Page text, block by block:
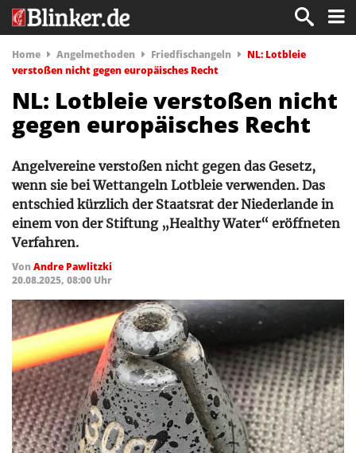
Home Angelmethoden Friedfischangeln
NL: Lotbleie
verstoßen nicht gegen europäisches Recht
NL: Lotbleie verstoßen nicht
gegen europäisches Recht
Angelvereine verstoßen nicht gegen das Gesetz,
wenn sie bei Wettangeln Lotbleie verwenden. Das
entschied kürzlich der Staatsrat der Niederlande in
einem von der Stiftung „Healthy Water“ eröffneten
Verfahren.
VonAndre Pawlitzki
20.08.2025, 08:00 Uhr